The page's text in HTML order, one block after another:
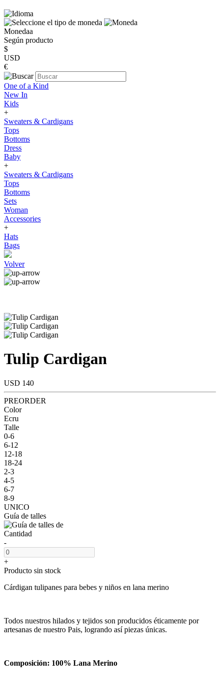
Monedaa
Según producto
$
USD
€
One of a Kind
New In
Kids
+
Sweaters & Cardigans
Tops
Bottoms
Dress
Baby
+
Sweaters & Cardigans
Tops
Bottoms
Sets
Woman
Accessories
+
Hats
Bags
Volver
Tulip Cardigan
USD 140
PREORDER
Color
Ecru
Talle
0-6
6-12
12-18
18-24
2-3
4-5
6-7
8-9
UNICO
Guía de talles
Cantidad
-
+
Producto sin stock
Cárdigan tulipanes para bebes y niños en lana merino
Todos nuestros hilados y tejidos son producidos éticamente por
artesanas de nuestro Pais, logrando así piezas únicas.
Composición: 100% Lana Merino